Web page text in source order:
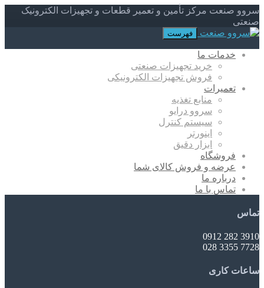
سروو صنعت مرکز تأمین و تعمیر قطعات و تجهیزات الکترونیک
صنعتی
فهرست
خدمات ما
خرید تجهیزات صنعتی
فروش تجهیزات الکترونیکی
تعمیرات
منابع تغذیه
سروو درایو
سیستم کنترل
اینورتر
ابزار دقیق
فروشگاه
عرضه و فروش کالای شما
درباره ما
تماس با ما
تماس
3910 282 0912
7728 3355 028
ساعات کاری